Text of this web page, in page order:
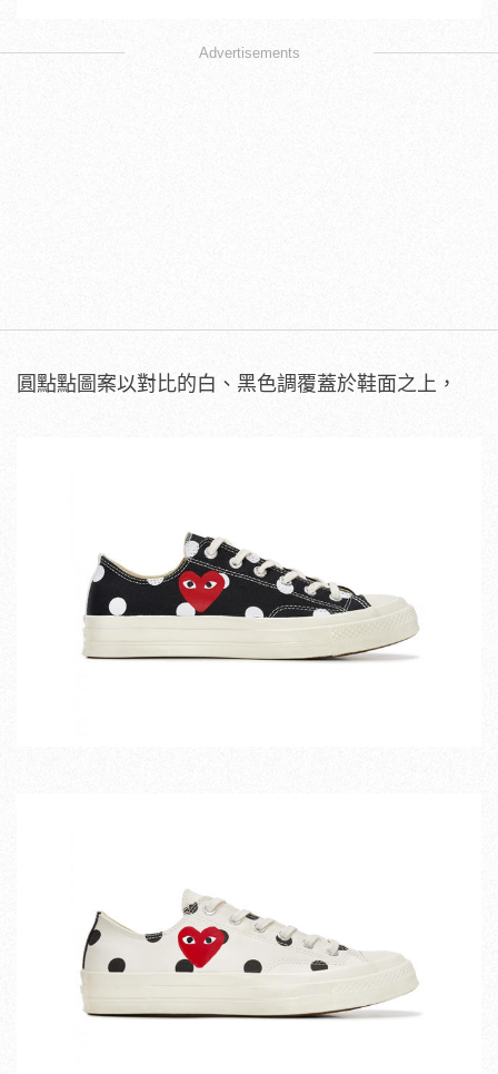
Advertisements
圓點點圖案以對比的白、黑色調覆蓋於鞋面之上，